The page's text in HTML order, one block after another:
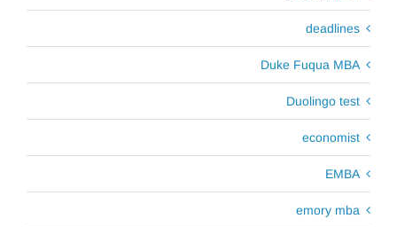
deadlines
Duke Fuqua MBA
Duolingo test
economist
EMBA
emory mba